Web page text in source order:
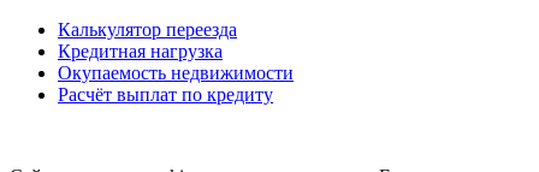
Калькулятор переезда
Кредитная нагрузка
Окупаемость недвижимости
Расчёт выплат по кредиту